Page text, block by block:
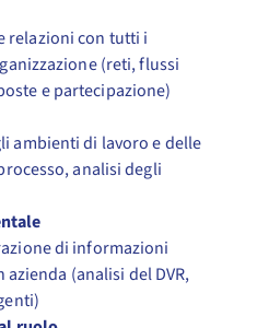
relazioni con tutti i
(reti, flussi
e partecipazione)
ambienti di lavoro e delle
analisi degli
di informazioni
(analisi del DVR,